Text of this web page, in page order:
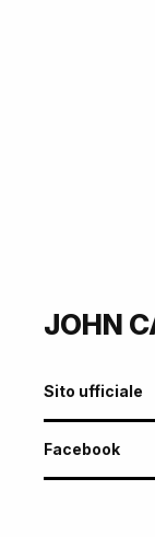
JOHN
Sito ufficiale
Facebook